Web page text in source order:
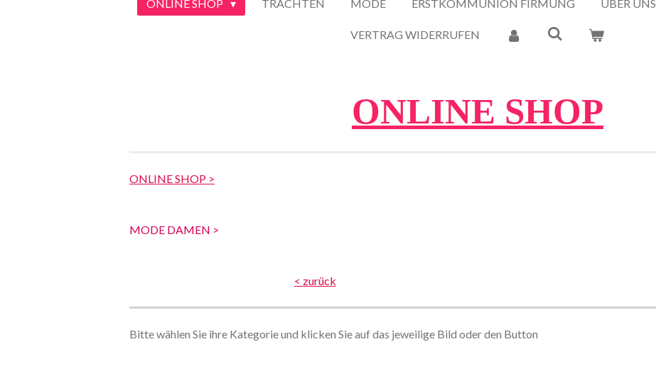
ONLINE SHOP TRACHTEN MODE ERSTKOMMUNION FIRMUNG ÜBER UNS
VERTRAG WIDERRUFEN
ONLINE SHOP
ONLINE SHOP >
MODE DAMEN >
< zurück
Bitte wählen Sie ihre Kategorie und klicken Sie auf das jeweilige Bild oder den Button